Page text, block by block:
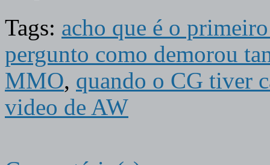
Tags: acho que é o
pergunto como demorou
MMO, quando o CG tiver
video de AW